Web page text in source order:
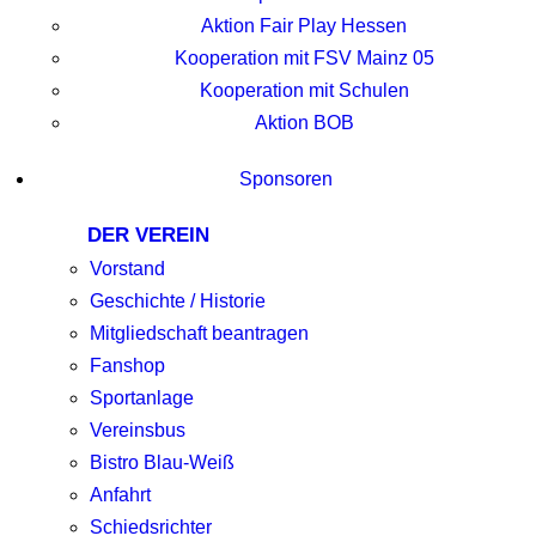
Aktion Fair Play Hessen
Kooperation mit FSV Mainz 05
Kooperation mit Schulen
Aktion BOB
Sponsoren
DER VEREIN
Vorstand
Geschichte / Historie
Mitgliedschaft beantragen
Fanshop
Sportanlage
Vereinsbus
Bistro Blau-Weiß
Anfahrt
Schiedsrichter